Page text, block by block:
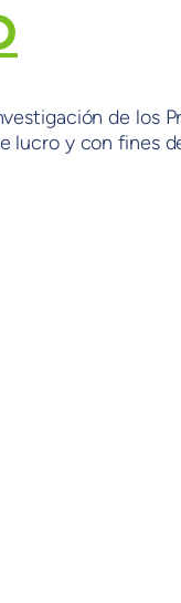
de los
lucro y con fines